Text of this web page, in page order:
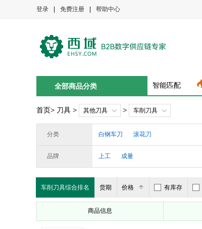
登录 免费注册 帮助中心
全部商品分类 智能匹配
首页> 刀具 > 其他刀具 > 车削刀具
分类 白钢车刀 滚花刀
品牌 上工 成量
车削刀具综合排名 货期 价格 有库存
商品信息